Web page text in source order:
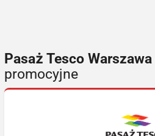
Pasaż Tesco Warszawa
promocyjne